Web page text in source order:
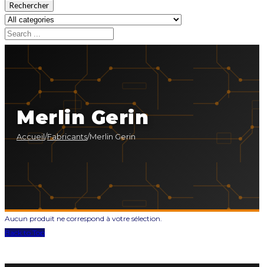
Rechercher
Merlin Gerin
Accueil/Fabricants/Merlin Gerin
Aucun produit ne correspond à votre sélection.
Back to Top